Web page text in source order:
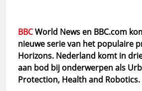
BBCWorld News en BBC.com
nieuwe serie van het populaire
Horizons. Nederland komt in
aan bod bij onderwerpen als
Protection, Health and Robotics.